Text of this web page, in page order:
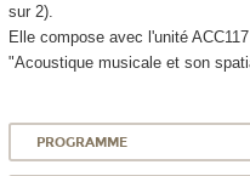
sur 2).
Elle compose avec l'unité
"Acoustique musicale et son
PROGRAMME